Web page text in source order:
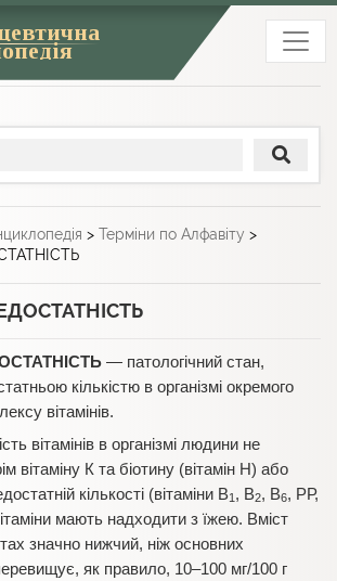
> Терміни по Алфавіту >
— патологічний стан,
кількістю в організмі окремого
вітамінів.
вітамінів в організмі людини не
вітаміну К та біотину (вітамін Н) або
кількості (вітаміни В1 , В2, В6, РР,
мають надходити з їжею. Вміст
значно нижчий, ніж основних
як правило, 10–100 мг/100 г